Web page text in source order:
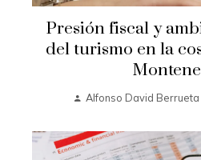
Presión fiscal y
del turismo en la
Alfonso David Berrueta